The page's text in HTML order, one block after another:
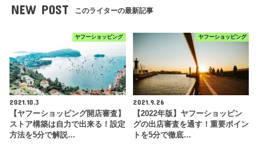
NEW POST このライターの最新記事
ヤフーショッピング
2021.10.3
【ヤフーショッピング開店審査】
ストア構築は自力で出来る！設定
方法を5分で解説…
ヤフーショッピング
2021.9.26
【2022年版】ヤフーショッピン
グの出店審査を通す！重要ポイン
トを5分で徹底…